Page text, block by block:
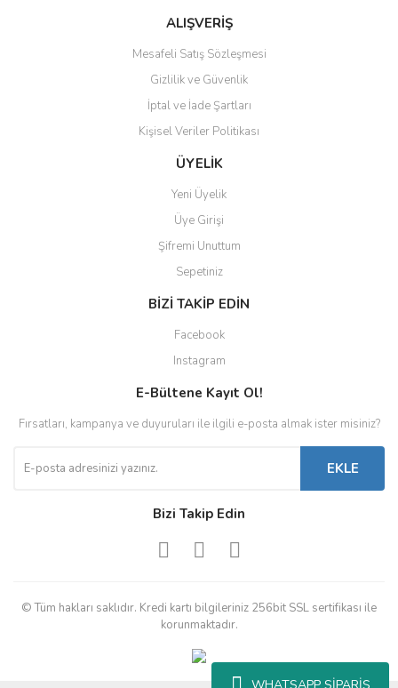
WHATSAPP SİPARİŞ
ALIŞVERİŞ
Mesafeli Satış Sözleşmesi
Gizlilik ve Güvenlik
İptal ve İade Şartları
Kişisel Veriler Politikası
ÜYELİK
Yeni Üyelik
Üye Girişi
Şifremi Unuttum
Sepetiniz
BİZİ TAKİP EDİN
Facebook
Instagram
E-Bültene Kayıt Ol!
Fırsatları, kampanya ve duyuruları ile ilgili e-posta almak ister misiniz?
EKLE
Bizi Takip Edin
© Tüm hakları saklıdır. Kredi kartı bilgileriniz 256bit SSL sertifikası ile
korunmaktadır.